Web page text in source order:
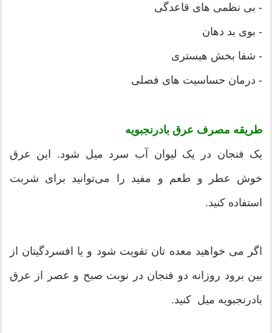
- بی نظمی های قاعدگی
- بوی بد دهان
- شفا بخش هیستری
- درمان حساسیت های فصلی
طریقه مصرف عرق بادرنجبویه
یک فنجان در یک لیوان آب سرد میل شود. این عرق
خوش عطر و طعم و مفید را می‌توانید برای شربت
استفاده کنید.
اگر می خواهید معده تان تقویت شود و یا افسردگیتان از
بین برود روزانه دو فنجان در نوبت صبح و عصر از عرق
بادرنجبویه میل کنید.